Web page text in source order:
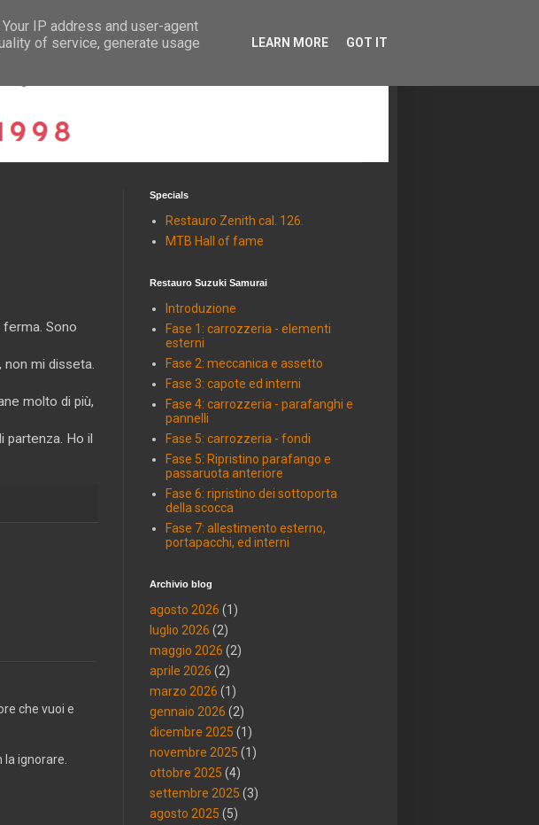
Sono
mi disseta.
molto di più,
partenza. Ho il
che vuoi e
ignorare.
Specials
Restauro Zenith cal. 126.
MTB Hall of fame
Restauro Suzuki Samurai
Introduzione
Fase 1: carrozzeria - elementi
esterni
Fase 2: meccanica e assetto
Fase 3: capote ed interni
Fase 4: carrozzeria - parafanghi e
pannelli
Fase 5: carrozzeria - fondi
Fase 5: Ripristino parafango e
passaruota anteriore
Fase 6: ripristino dei sottoporta
della scocca
Fase 7: allestimento esterno,
portapacchi, ed interni
Archivio blog
agosto 2026 (1)
luglio 2026 (2)
maggio 2026 (2)
aprile 2026 (2)
marzo 2026 (1)
gennaio 2026 (2)
dicembre 2025 (1)
novembre 2025 (1)
ottobre 2025 (4)
settembre 2025 (3)
agosto 2025 (5)
IP address and user-agent
of service, generate usage
LEARN MORE GOT IT